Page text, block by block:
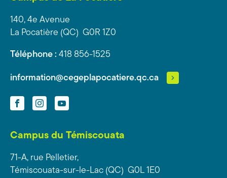
140, 4e Avenue
La Pocatière (QC) G0R 1Z0
Téléphone : 418 856-1525
information@cegeplapocatiere.qc.ca
FacebookInstagramYouTube
Campus du Témiscouata
71-A, rue Pelletier,
Témiscouata-sur-le-Lac (QC) G0L 1E0